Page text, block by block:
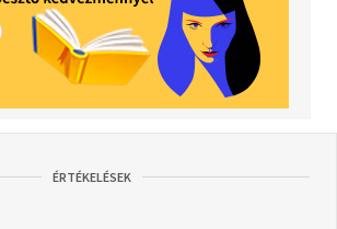
ÉRTÉKELÉSEK